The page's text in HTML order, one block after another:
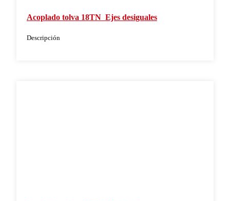
Acoplado tolva 18TN  Ejes desiguales
Descripción